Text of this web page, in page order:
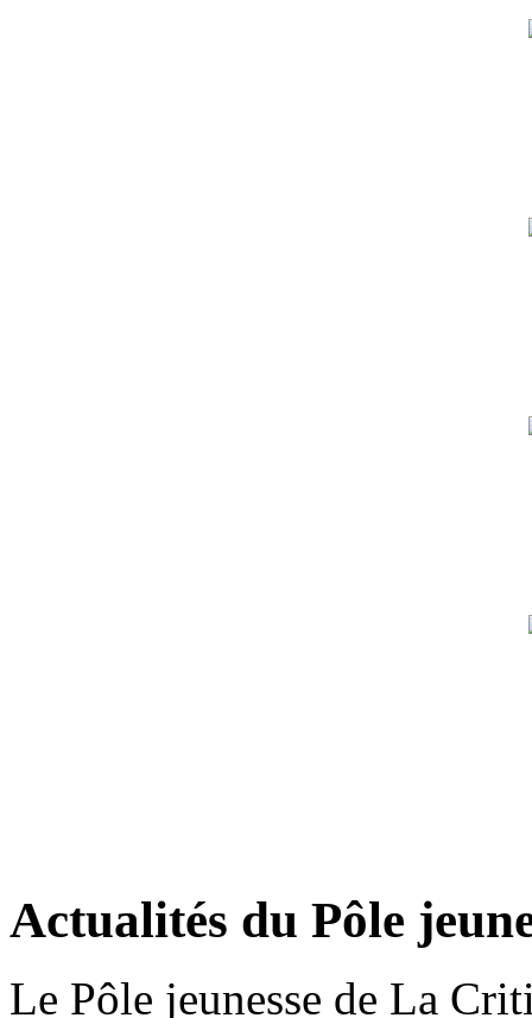
Actualités du Pôle
Le Pôle jeunesse de La